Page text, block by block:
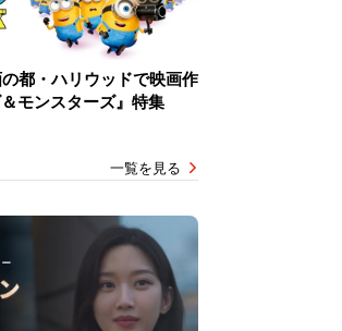
都・ハリウッドで映画作
モンスターズ』特集
一覧を見る